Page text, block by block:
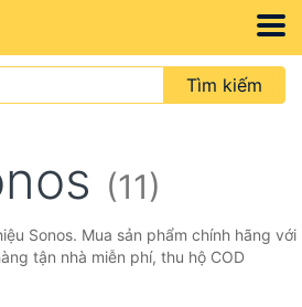
Tìm kiếm
(11)
Sonos. Mua sản phẩm chính hãng với
tận nhà miễn phí, thu hộ COD